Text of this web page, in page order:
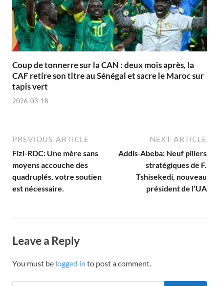
Coup de tonnerre sur la CAN : deux mois après, la
CAF retire son titre au Sénégal et sacre le Maroc sur
tapis vert
2026-03-18
PREVIOUS ARTICLE
Fizi-RDC: Une mère sans
moyens accouche des
quadruplés, votre soutien
est nécessaire.
NEXT ARTICLE
Addis-Abeba: Neuf piliers
stratégiques de F.
Tshisekedi, nouveau
président de l’UA
Leave a Reply
You must be logged in to post a comment.